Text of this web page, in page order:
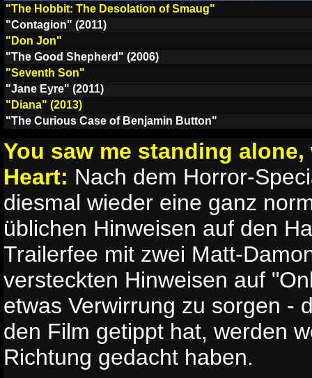
"The Hobbit: The Desolation of Smaug"
"Contagion" (2011)
"Don Jon"
"The Good Shepherd" (2006)
"Seventh Son"
"Jane Eyre" (2011)
"Diana" (2013)
"The Curious Case of Benjamin Button"
You saw me standing
Heart: Nach dem Horror-
diesmal wieder eine ganz
üblichen Hinweisen auf den
Trailerfee mit zwei Matt-
versteckten Hinweisen auf
etwas Verwirrung zu sorgen -
den Film getippt hat, werden
Richtung gedacht haben.